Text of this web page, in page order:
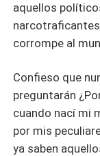
aquellos
corrompe al
Confieso que
preguntarán
cuando nací mi
por mis
ya saben